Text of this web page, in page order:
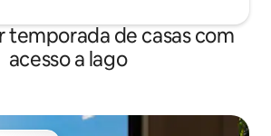
temporada de casas com
acesso a lago